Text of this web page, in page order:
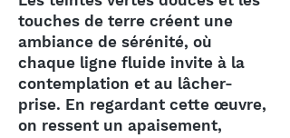
touches de terre créent une
ambiance de sérénité, où
chaque ligne fluide invite à la
contemplation et au lâcher-
prise. En regardant cette œuvre,
on ressent un apaisement,